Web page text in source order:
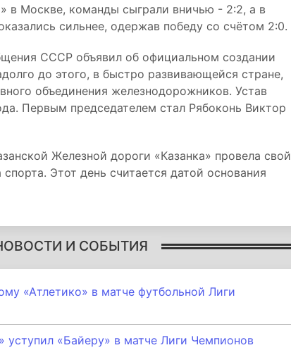
в Москве, команды сыграли вничью - 2:2, а в
сильнее, одержав победу со счётом 2:0.
СССР объявил об официальном создании
до этого, в быстро развивающейся стране,
объединения железнодорожников. Устав
Первым председателем стал Рябоконь Виктор
Железной дороги «Казанка» провела свой
Этот день считается датой основания
И СОБЫТИЯ
«Атлетико» в матче футбольной Лиги
уступил «Байеру» в матче Лиги Чемпионов